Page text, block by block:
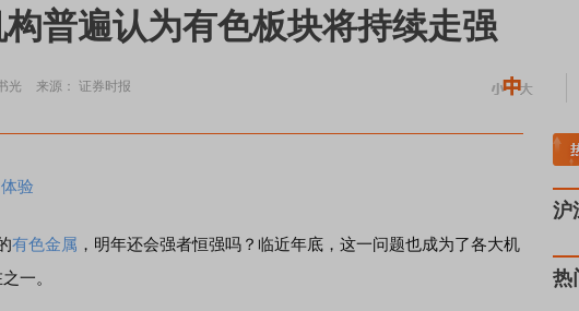
普遍认为有色板块将持续走强
光 来源： 证券时报
验
有色金属 ，明年还会强者恒强吗？临近年底，这一问题也成为了各大机
一。
重要机构持股
沪
热